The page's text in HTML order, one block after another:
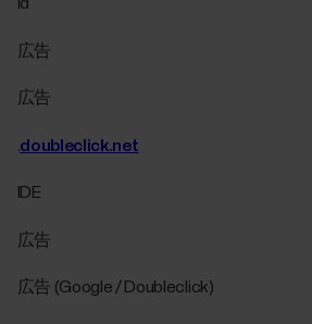
広告
広告
.doubleclick.net
IDE
広告
広告 (Google / Doubleclick)